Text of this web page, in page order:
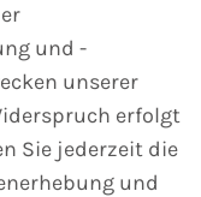
und -
unserer
erfolgt
Sie jederzeit die
und